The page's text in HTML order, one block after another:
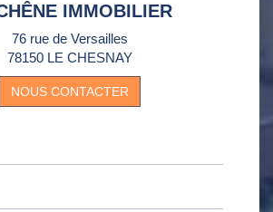
IMMOBILIER
76 rue de Versailles
78150 LE CHESNAY
NOUS CONTACTER